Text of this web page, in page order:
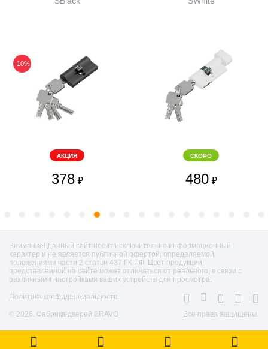
-10%
АКЦИЯ
378 ₽
СКОРО
480 ₽
Внимание! Данный сайт носит исключительно информационный
характер и не является публичной офертой, определяемой
положениями части 2 статьи 437 ГК РФ. Цвет продукции,
представленной на сайте может отличаться от реального, в связи с
различными настройками ваших устройств для просмотра.
Политика конфиденциальности
© 2026. Фабрика дверей BRAVO Все права защищены.